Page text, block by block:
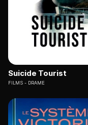
Suicide Tourist
FILMS DRAME